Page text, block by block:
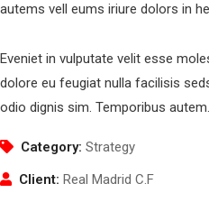
autems vell eums iriure dolors in
Eveniet in vulputate velit esse
dolore eu feugiat nulla facilisis
odio dignis sim. Temporibus autem.
Category: Strategy
Client: Real Madrid C.F